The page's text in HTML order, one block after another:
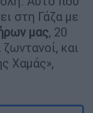
στη Γάζα με
μας, 20
και
Χαμάς»,